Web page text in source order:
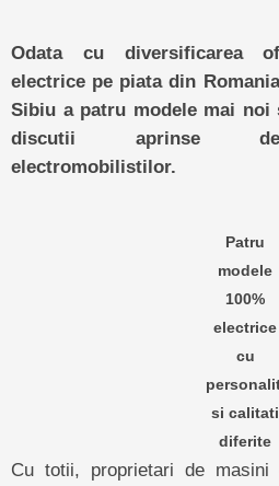
Odata cu diversificarea
electrice pe piata din
Sibiu a patru modele mai noi
discutii aprinse
electromobilistilor.
Patru
modele
100%
electrice
cu
si calitati
diferite
Cu totii, proprietari de